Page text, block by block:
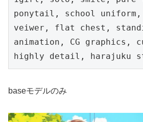
ponytail, school
veiwer, flat chest,
animation, CG graphics,
highly detail, harajuku
baseモデルのみ